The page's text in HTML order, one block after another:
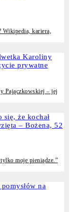
Wikipedia, kariera,
Pajączkowskiej – jej
tylko moje pieniądze.”